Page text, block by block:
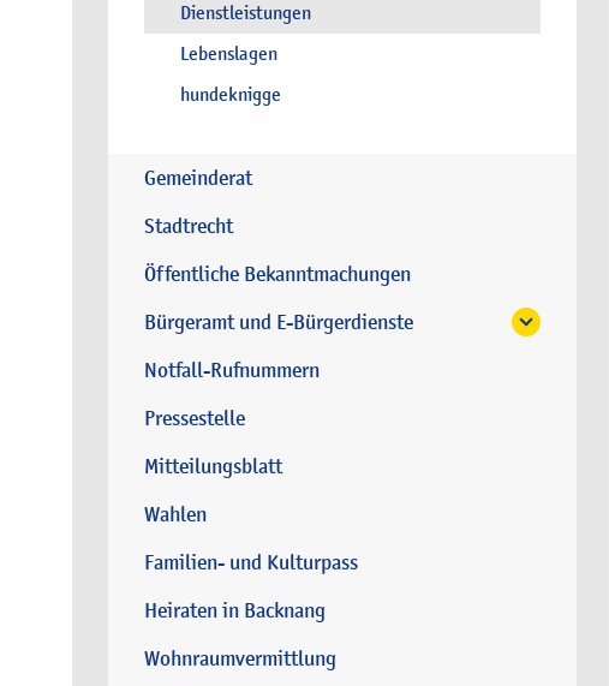
Dienstleistungen
Lebenslagen
hundeknigge
Gemeinderat
Stadtrecht
Öffentliche Bekanntmachungen
Bürgeramt und E-Bürgerdienste
Notfall-Rufnummern
Pressestelle
Mitteilungsblatt
Wahlen
Familien- und Kulturpass
Heiraten in Backnang
Wohnraumvermittlung